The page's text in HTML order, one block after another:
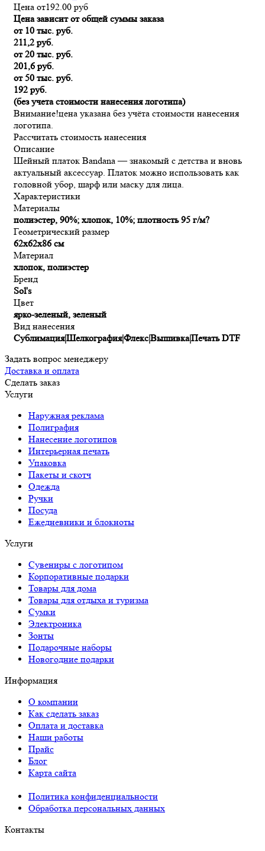
Цена от192.00 руб
Цена зависит от общей суммы заказа
от 10 тыс. руб.
211,2 руб.
от 20 тыс. руб.
201,6 руб.
от 50 тыс. руб.
192 руб.
(без учета стоимости нанесения логотипа)
Внимание!цена указана без учёта стоимости нанесения
логотипа.
Рассчитать стоимость нанесения
Описание
Шейный платок Bandana — знакомый с детства и вновь
актуальный аксессуар. Платок можно использовать как
головной убор, шарф или маску для лица.
Характеристики
Материалы
полиэстер, 90%; хлопок, 10%; плотность 95 г/м?
Геометрический размер
62х62х86 см
Материал
хлопок, полиэстер
Бренд
Sol's
Цвет
ярко-зеленый, зеленый
Вид нанесения
Сублимация|Шелкография|Флекс|Вышивка|Печать DTF
Задать вопрос менеджеру
Доставка и оплата
Сделать заказ
Услуги
Наружная реклама
Полиграфия
Нанесение логотипов
Интерьерная печать
Упаковка
Пакеты и скотч
Одежда
Ручки
Посуда
Ежедневники и блокноты
Услуги
Сувениры с логотипом
Корпоративные подарки
Товары для дома
Товары для отдыха и туризма
Сумки
Электроника
Зонты
Подарочные наборы
Новогодние подарки
Информация
О компании
Как сделать заказ
Оплата и доставка
Наши работы
Прайс
Блог
Карта сайта
Политика конфиденциальности
Обработка персональных данных
Контакты